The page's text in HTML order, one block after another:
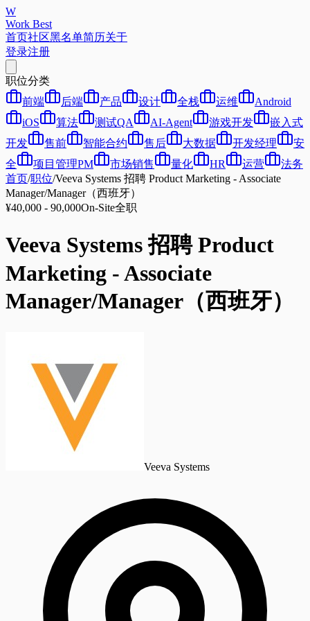
W
Work Best
首页社区黑名单简历关于
登录注册
职位分类
前端
后端 产品 设计 全栈 运维
Android
iOS
算法 测试QA AI-Agent 游戏开发
嵌入式
开发
售前 智能合约 售后 大数据 开发经理
安
全
项目管理PM 市场销售 量化 HR 运营
法务
首页/职位/Veeva Systems 招聘 Product Marketing - Associate
Manager/Manager（西班牙）
¥40,000 - 90,000On-Site全职
Veeva Systems 招聘 Product
Marketing - Associate
Manager/Manager（西班牙）
Veeva Systems